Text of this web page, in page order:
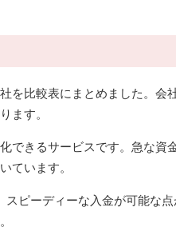
を比較表にまとめました。会
ます。
できるサービスです。急な資
ています。
ピーディーな入金が可能な